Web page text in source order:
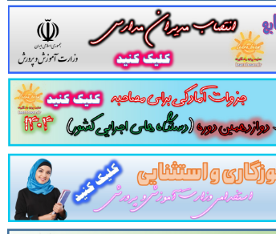
در برگیرندهسوالات تخصصی و کاملا مرتبط و
در جلسه مصاحبه آن دستگاه اجرایی به
قالب سناریو و مصاحبه شایسته محور
شده برای:کارشناس تولید
حوزه هنری انقلاب اسلامی